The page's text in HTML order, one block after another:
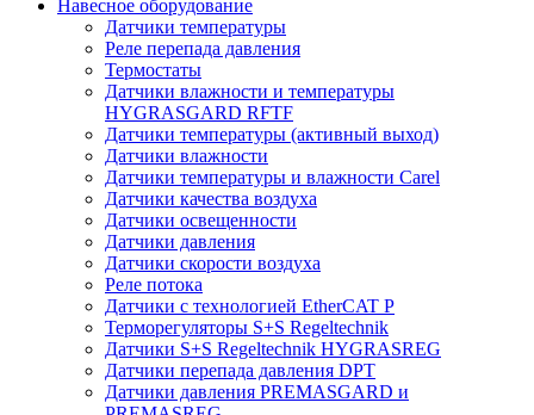
Навесное оборудование
Датчики температуры
Реле перепада давления
Термостаты
Датчики влажности и температуры
HYGRASGARD RFTF
Датчики температуры (активный выход)
Датчики влажности
Датчики температуры и влажности Carel
Датчики качества воздуха
Датчики освещенности
Датчики давления
Датчики скорости воздуха
Реле потока
Датчики с технологией EtherCAT P
Терморегуляторы S+S Regeltechnik
Датчики S+S Regeltechnik HYGRASREG
Датчики перепада давления DPT
Датчики давления PREMASGARD и